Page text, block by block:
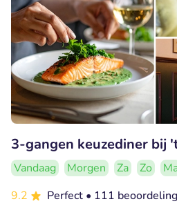
3-gangen keuzediner bij
Vandaag Morgen Za Zo
9.2
Perfect • 111